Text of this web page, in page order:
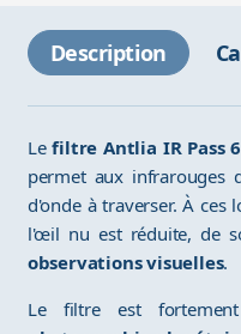
Description
Lefiltre Antlia IR Pass
permet aux infrarouges
d'onde à traverser. À ces
l'œil nu est réduite, de
observations visuelles.
Le filtre est